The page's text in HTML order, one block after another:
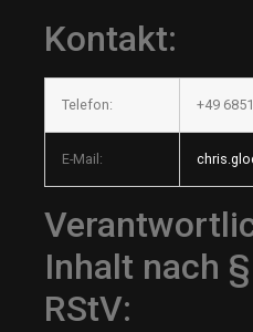
Kontakt:
Telefon: +49
E-Mail:
Inhalt nach
RStV: